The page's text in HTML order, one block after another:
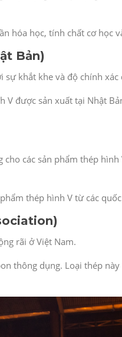
hóa học, tính chất cơ học
Bản)
sự khắt khe và độ chính xác
V được sản xuất tại Nhật
các sản phẩm thép
thép hình V từ các
rãi ở Việt Nam.
thông dụng. Loại thép